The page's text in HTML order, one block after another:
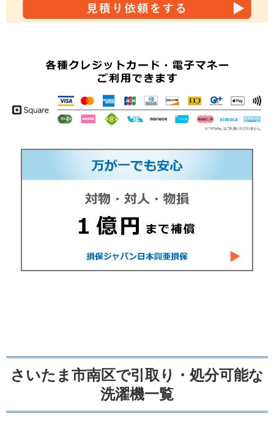
さいたま市南区で引取り・処分可能な
洗濯機一覧